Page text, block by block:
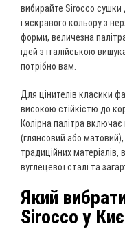
вибирайте Sirocco сушки
і яскравого кольору з
форми, величезна
ідей з італійською
потрібно вам.
Для цінителів класики
високою стійкістю до
Колірна палітра включає
(глянсовий або матовий),
традиційних
вуглецевої сталі та
Який
Sirocco у